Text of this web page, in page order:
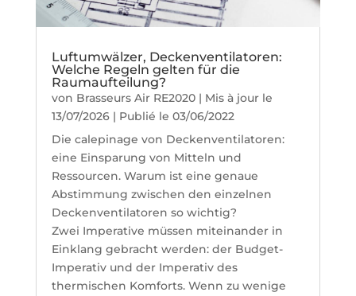
Luftumwälzer, Deckenventilatoren:
Welche Regeln gelten für die
Raumaufteilung?
von Brasseurs Air RE2020| Mis à jour le
13/07/2026 | Publié le 03/06/2022
Die calepinage von Deckenventilatoren:
eine Einsparung von Mitteln und
Ressourcen. Warum ist eine genaue
Abstimmung zwischen den einzelnen
Deckenventilatoren so wichtig?
Zwei Imperative müssen miteinander in
Einklang gebracht werden: der Budget-
Imperativ und der Imperativ des
thermischen Komforts. Wenn zu wenige